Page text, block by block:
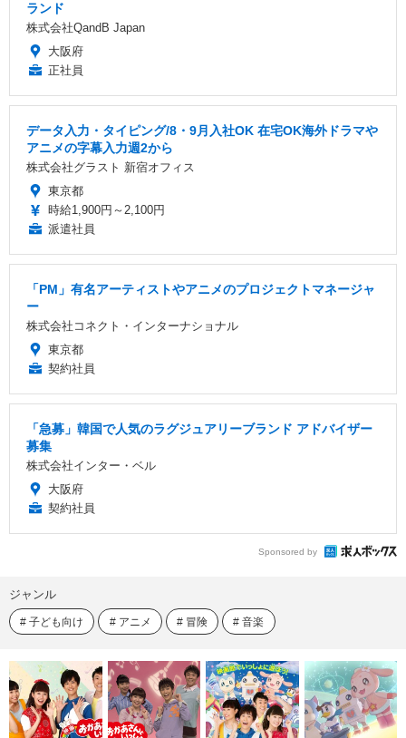
ランド
株式会社QandB Japan
大阪府
正社員
データ入力・タイピング/8・9月入社OK 在宅OK海外ドラマや
アニメの字幕入力週2から
株式会社グラスト 新宿オフィス
東京都
時給1,900円～2,100円
派遣社員
「PM」有名アーティストやアニメのプロジェクトマネージャ
ー
株式会社コネクト・インターナショナル
東京都
契約社員
「急募」韓国で人気のラグジュアリーブランド アドバイザー
募集
株式会社インター・ベル
大阪府
契約社員
Sponsored by
ジャンル
子ども向け アニメ 冒険 音楽